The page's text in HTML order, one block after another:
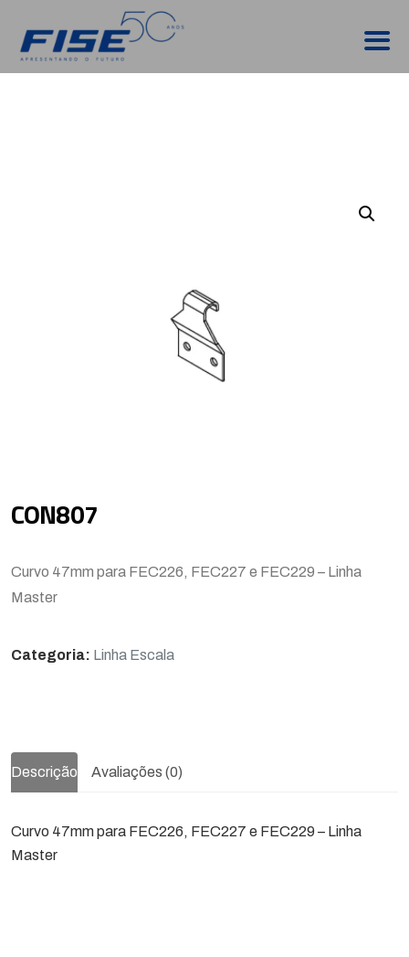
CON807
Curvo 47mm para FEC226, FEC227 e FEC229 – Linha
Master
Categoria: Linha Escala
Descrição Avaliações (0)
Curvo 47mm para FEC226, FEC227 e FEC229 – Linha
Master